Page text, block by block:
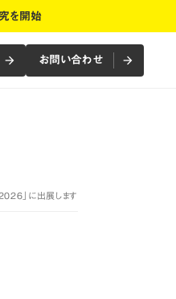
を開始
arrow_forward お問い合わせ
お問い合わせ arrow_forward
」に出展します